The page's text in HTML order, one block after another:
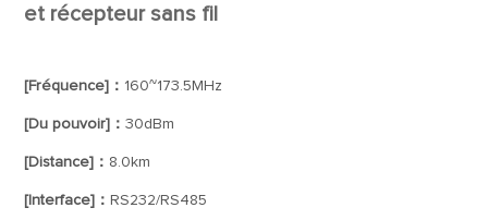
et récepteur sans fil
[Fréquence]： 160~173.5MHz
[Du pouvoir]：30dBm
[Distance]： 8.0km
[Interface]： RS232/RS485